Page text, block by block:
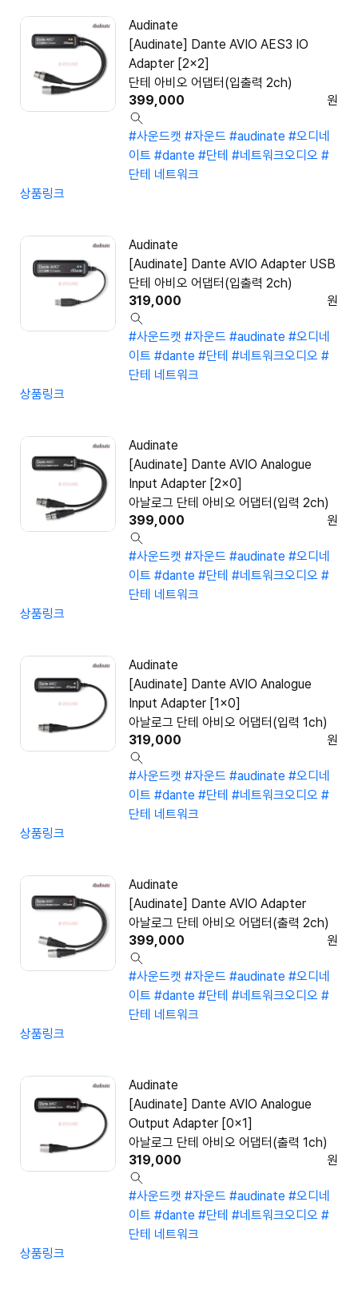
Audinate
[Audinate] Dante AVIO AES3 IO
Adapter [2x2]
단테 아비오 어댑터(입출력 2ch)
399,000
원
#사운드캣 #자운드 #audinate #오디네
이트 #dante #단테 #네트워크오디오 #
단테 네트워크
상품링크
Audinate
[Audinate] Dante AVIO Adapter USB
단테 아비오 어댑터(입출력 2ch)
319,000
원
#사운드캣 #자운드 #audinate #오디네
이트 #dante #단테 #네트워크오디오 #
단테 네트워크
상품링크
Audinate
[Audinate] Dante AVIO Analogue
Input Adapter [2x0]
아날로그 단테 아비오 어댑터(입력 2ch)
399,000
원
#사운드캣 #자운드 #audinate #오디네
이트 #dante #단테 #네트워크오디오 #
단테 네트워크
상품링크
Audinate
[Audinate] Dante AVIO Analogue
Input Adapter [1x0]
아날로그 단테 아비오 어댑터(입력 1ch)
319,000
원
#사운드캣 #자운드 #audinate #오디네
이트 #dante #단테 #네트워크오디오 #
단테 네트워크
상품링크
Audinate
[Audinate] Dante AVIO Adapter
아날로그 단테 아비오 어댑터(출력 2ch)
399,000
원
#사운드캣 #자운드 #audinate #오디네
이트 #dante #단테 #네트워크오디오 #
단테 네트워크
상품링크
Audinate
[Audinate] Dante AVIO Analogue
Output Adapter [0x1]
아날로그 단테 아비오 어댑터(출력 1ch)
319,000
원
#사운드캣 #자운드 #audinate #오디네
이트 #dante #단테 #네트워크오디오 #
단테 네트워크
상품링크